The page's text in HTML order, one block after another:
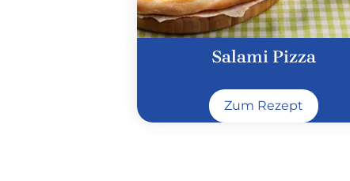
Salami Pizza
Zum Rezept